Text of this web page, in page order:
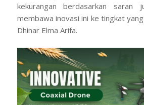
kekurangan berdasarkan saran
membawa inovasi ini ke tingkat
Dhinar Elma Arifa.